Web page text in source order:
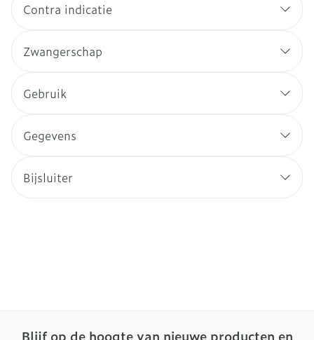
Contra indicatie
Zwangerschap
Gebruik
Gegevens
Bijsluiter
Blijf op de hoogte van nieuwe producten en